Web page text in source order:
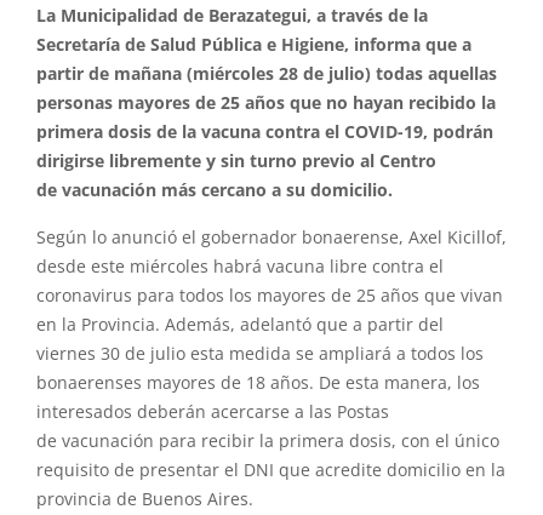
La Municipalidad de Berazategui, a través de la
Secretaría de Salud Pública e Higiene, informa que a
partir de mañana (miércoles 28 de julio) todas aquellas
personas mayores de 25 años que no hayan recibido la
primera dosis de la vacuna contra el COVID-19, podrán
dirigirse libremente y sin turno previo al Centro
de vacunación más cercano a su domicilio.
Según lo anunció el gobernador bonaerense, Axel Kicillof,
desde este miércoles habrá vacuna libre contra el
coronavirus para todos los mayores de 25 años que vivan
en la Provincia. Además, adelantó que a partir del
viernes 30 de julio esta medida se ampliará a todos los
bonaerenses mayores de 18 años. De esta manera, los
interesados deberán acercarse a las Postas
de vacunación para recibir la primera dosis, con el único
requisito de presentar el DNI que acredite domicilio en la
provincia de Buenos Aires.